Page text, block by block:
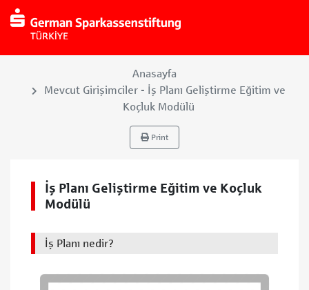
Anasayfa
Mevcut Girişimciler - İş Planı Geliştirme Eğitim ve
Koçluk Modülü
Print
İş Planı Geliştirme Eğitim ve Koçluk
Modülü
İş Planı nedir?